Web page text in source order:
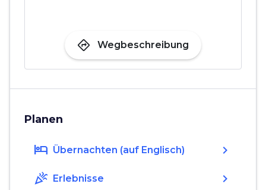
directions Wegbeschreibung
Planen
hotel Übernachten (auf Englisch) chevron_right
celebration Erlebnisse chevron_right